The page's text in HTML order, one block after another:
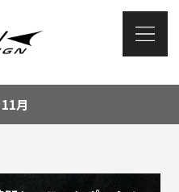
月